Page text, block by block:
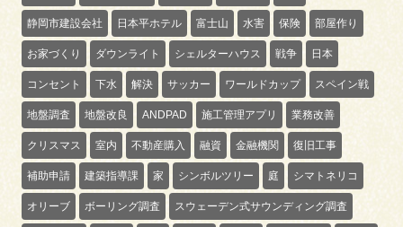
静岡市建設会社 日本平ホテル 富士山 水害 保険 部屋作り
お家づくり ダウンライト シェルターハウス 戦争 日本
コンセント 下水 解決 サッカー ワールドカップ スペイン戦
地盤調査 地盤改良 ANDPAD 施工管理アプリ 業務改善
クリスマス 室内 不動産購入 融資 金融機関 復旧工事
補助申請 建築指導課 家 シンボルツリー 庭 シマトネリコ
オリーブ ボーリング調査 スウェーデン式サウンディング調査